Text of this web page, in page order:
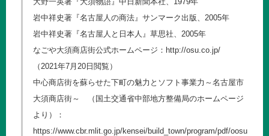
岩中祥史著『名古屋人の商法』サンマーク出版、2005年
岩中祥史著『名古屋人と日本人』草思社、2005年
なごや大須商店街公式ホームページ： http://osu.co.jp/
（2021年7月20日閲覧）
中心商店街を蘇らせた下町の魅力とソフト事業力～名古屋市
大須商店街～ （国土交通省中部地方整備局のホームページ
より）：
https://www.cbr.mlit.go.jp/kensei/build_town/program/pdf/oosu